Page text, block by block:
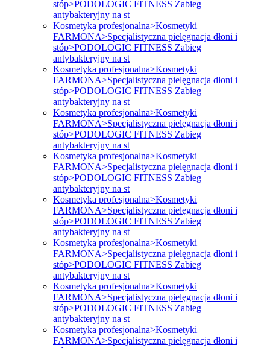
stóp>PODOLOGIC FITNESS Zabieg
antybakteryjny na st
Kosmetyka profesjonalna>Kosmetyki
FARMONA>Specjalistyczna pielęgnacja dłoni i
stóp>PODOLOGIC FITNESS Zabieg
antybakteryjny na st
Kosmetyka profesjonalna>Kosmetyki
FARMONA>Specjalistyczna pielęgnacja dłoni i
stóp>PODOLOGIC FITNESS Zabieg
antybakteryjny na st
Kosmetyka profesjonalna>Kosmetyki
FARMONA>Specjalistyczna pielęgnacja dłoni i
stóp>PODOLOGIC FITNESS Zabieg
antybakteryjny na st
Kosmetyka profesjonalna>Kosmetyki
FARMONA>Specjalistyczna pielęgnacja dłoni i
stóp>PODOLOGIC FITNESS Zabieg
antybakteryjny na st
Kosmetyka profesjonalna>Kosmetyki
FARMONA>Specjalistyczna pielęgnacja dłoni i
stóp>PODOLOGIC FITNESS Zabieg
antybakteryjny na st
Kosmetyka profesjonalna>Kosmetyki
FARMONA>Specjalistyczna pielęgnacja dłoni i
stóp>PODOLOGIC FITNESS Zabieg
antybakteryjny na st
Kosmetyka profesjonalna>Kosmetyki
FARMONA>Specjalistyczna pielęgnacja dłoni i
stóp>PODOLOGIC FITNESS Zabieg
antybakteryjny na st
Kosmetyka profesjonalna>Kosmetyki
FARMONA>Specjalistyczna pielęgnacja dłoni i